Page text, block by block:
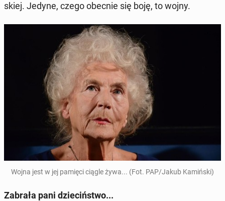
skiej. Jedyne, czego obecnie się boję, to wojny.
Wojna jest w jej pamięci ciągle żywa... (Fot. PAP/Jakub Ka­miń­ski)
Zabrała pani dzie­ciń­stwo...